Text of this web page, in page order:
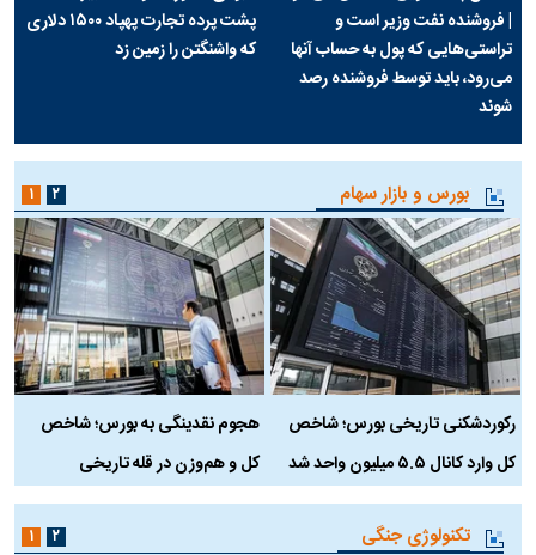
| فروشنده نفت وزیر است و
تراستی‌هایی که پول به حساب آنها
می‌رود، باید توسط فروشنده رصد
شوند
پشت پرده تجارت پهپاد‌ ۱۵۰۰ دلاری
که واشنگتن را زمین زد
بورس و بازار سهام
رکوردشکنی تاریخی بورس؛ شاخص
کل وارد کانال ۵.۵ میلیون واحد شد
هجوم نقدینگی به بورس؛ شاخص
کل و هم‌وزن در قله تاریخی
۱ ۲
تکنولوژی جنگی ۱ ۲